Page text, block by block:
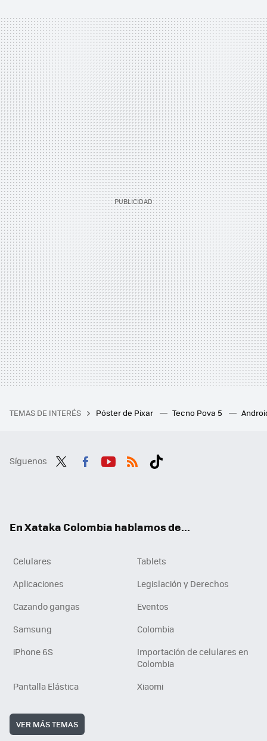
TEMAS DE INTERÉS Póster de Pixar Tecno Pova 5
Síguenos
En Xataka Colombia hablamos de...
Celulares
Tablets
Aplicaciones
Legislación y Derechos
Cazando gangas
Eventos
Samsung
Colombia
iPhone 6S
Importación de celulares en
Colombia
Pantalla Elástica
Xiaomi
VER MÁS TEMAS